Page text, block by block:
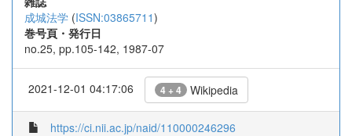
成城法学 (ISSN:03865711)
巻号頁・発行日
no.25, pp.105-142, 1987-07
2021-12-01 04:17:06 4 + 4 Wikipedia
https://ci.nii.ac.jp/naid/110000246296